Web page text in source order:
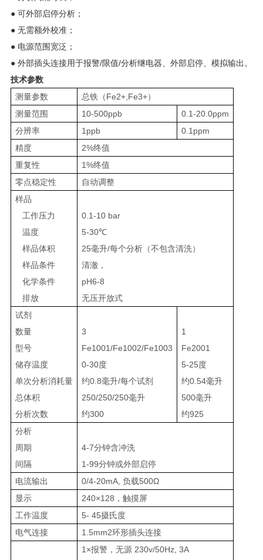
● 可外部启停分析；
● 无需额外校准；
● 电源范围宽泛；
● 外部插头连接用于报警/限值/分析继电器、外部启停、模拟输出。
技术参数
测量参数
总铁（Fe2+,Fe3+）
测量范围
10-500ppb
0.1-20.0ppm
分辨率
1ppb
0.1ppm
精度
2%终值
重复性
1%终值
零点稳定性
自动调整
样品
工作压力
温度
样品体积
样品条件
化学条件
排放
0.1-10 bar
5-30℃
25毫升/每个分析（不包含清洗）
清澈，
pH6-8
无压开放式
试剂
数量
型号
储存温度
单次分析消耗量
总体积
分析次数
3
Fe1001/Fe1002/Fe1003
0-30度
约0.8毫升/每个试剂
250/250/250毫升
约300
1
Fe2001
5-25度
约0.54毫升
500毫升
约925
分析
周期
间隔
4-7分钟含冲洗
1-99分钟或外部启停
电流输出
0/4-20mA, 负载500Ω
显示
240×128，触摸屏
工作温度
5- 45摄氏度
电气连接
1.5mm2环形插头连接
1×报警，无源 230v/50Hz, 3A